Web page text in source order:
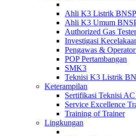
Ahli K3 Listrik BNSP
Ahli K3 Umum
Authorized Gas Tester
Investigasi
Pengawas &
POP Pertambangan
SMK3
Teknisi K3 Listrik
Keterampilan
Sertifikasi Teknisi
Service Excellence
Training of Trainer
Lingkungan